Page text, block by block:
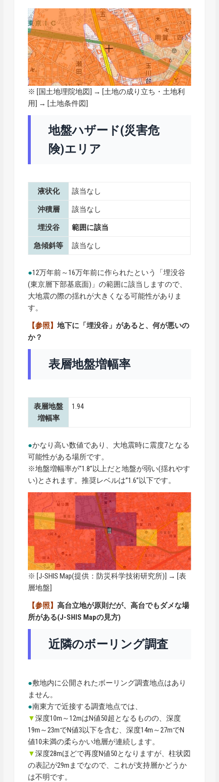
※ [ 国土地理院地図
] → [土地の成り立ち・土地利
用] → [土地条件図]
地盤ハザード(災害危
険)エリア
液状化 該当なし
沖積層 該当なし
埋没谷 範囲に該当
急傾斜等 該当なし
●12万年前～16万年前に作られたという「埋没谷
(東京層下部基底面)」の範囲に該当しますので、
大地震の際の揺れが大きくなる可能性がありま
す。
【参照】地下に「埋没谷」があると、何が悪いの
か？
表層地盤増幅率
表層地盤
増幅率
1.94
●かなり高い数値であり、大地震時に震度7となる
可能性がある場所です。
※地盤増幅率が”1.8”以上だと地盤が弱い(揺れやす
い)とされます。推奨レベルは”1.6”以下です。
※ [J-SHIS Map(提供：防災科学技術研究所)] → [表
層地盤]
【参照】高台立地が原則だが、高台でもダメな場
所がある(J-SHIS Mapの見方)
近隣のボーリング調査
●敷地内に公開されたボーリング調査地点はあり
ません。
●南東方で近接する調査地点では、
▼深度10m～12mはN値50超となるものの、深度
19m～23mでN値3以下を含む、深度14m～27mでN
値10未満の柔らかい地層が連続します。
▼深度28mほどで再度N値50となりますが、柱状図
の表記が29mまでなので、これが支持層かどうか
は不明です。